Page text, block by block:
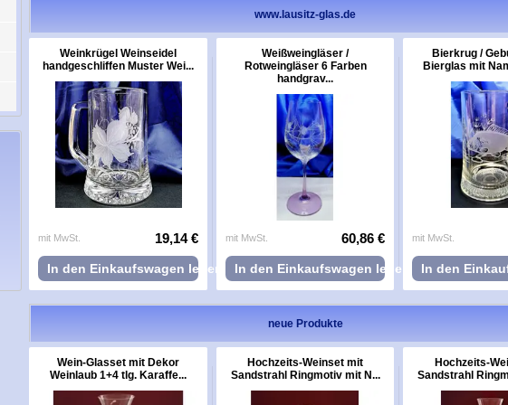
www.lausitz-glas.de
Weinkrügel Weinseidel
handgeschliffen Muster Wei...
mit MwSt. 19,14 €
In den Einkaufswagen legen
Weißweingläser /
Rotweingläser 6 Farben
handgrav...
mit MwSt. 60,86 €
In den Einkaufswagen legen
Bierkrug /
Bierglas mit
mit MwSt.
In den
neue Produkte
Wein-Glasset mit Dekor
Weinlaub 1+4 tlg. Karaffe...
Hochzeits-Weinset mit
Sandstrahl Ringmotiv mit N...
Hochzeits-
Sandstrahl